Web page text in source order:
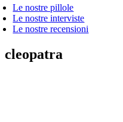
Le nostre pillole
Le nostre interviste
Le nostre recensioni
cleopatra